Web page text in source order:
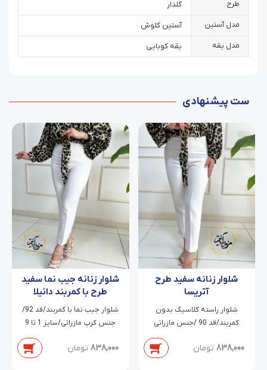
طرح گلدار
مدل آستین آستین کلوش
مدل یقه یقه کوبایی
ست پیشنهادی
شلوار زنانه سفید طرح
آتریسا
شلوار راسته کلاسیک بدون
کمربند/قد 90 /جنس مازراتی
838,000 تومان
شلوار زنانه جیب نما سفید
طرح با کمربند دانیلا
شلوار جیب نما با کمربند/قد 92/
جنس کرپ مازراتی/سایز 1 تا 9
838,000 تومان